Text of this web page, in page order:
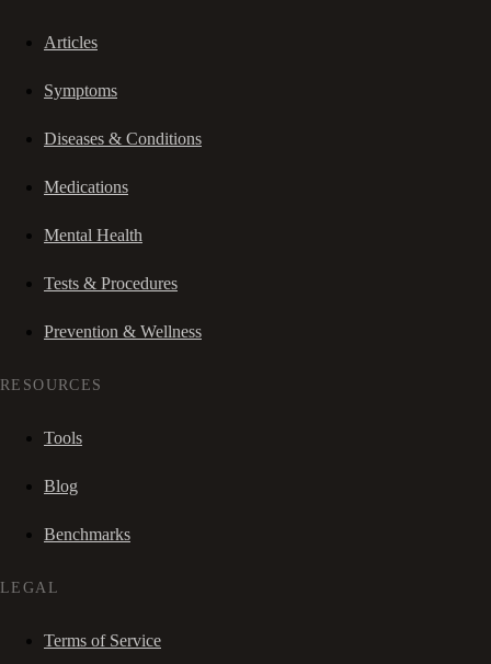
Articles
Symptoms
Diseases & Conditions
Medications
Mental Health
Tests & Procedures
Prevention & Wellness
RESOURCES
Tools
Blog
Benchmarks
LEGAL
Terms of Service